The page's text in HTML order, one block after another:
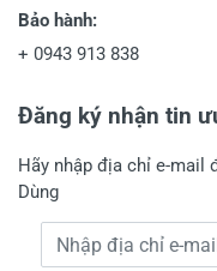
Bảo hành:
+ 0943 913 838
Đăng ký nhận tin
Hãy nhập địa chỉ e-mail
Dùng
Địa chỉ e-mail